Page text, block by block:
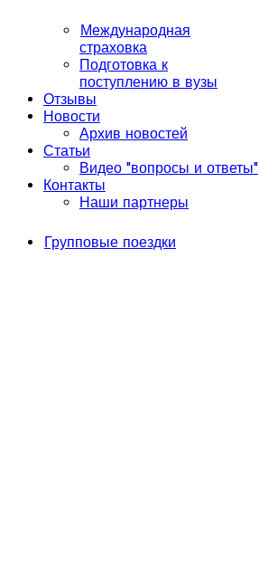
Международная
страховка
Подготовка к
поступлению в вузы
Отзывы
Новости
Архив новостей
Статьи
Видео "вопросы и ответы"
Контакты
Наши партнеры
Групповые поездки